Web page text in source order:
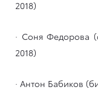
2018)
· Соня Федорова
2018)
· Антон Бабиков